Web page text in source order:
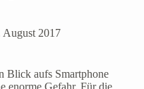
August 2017
Blick aufs Smartphone
enorme Gefahr. Für die